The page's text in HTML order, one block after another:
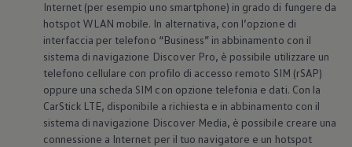
Garanzie
Informazioni utili
Mondo Volkswagen
Il Bar del Lunedì
VanLife Stories
75 anni di Bulli
Guida autonoma
ID. Buzz al World Ducati Week 2026
Contatti
Internet (per esempio uno smartphone) in grado di fungere da
hotspot WLAN mobile. In alternativa, con l’opzione di
interfaccia per telefono “Business” in abbinamento con il
sistema di navigazione Discover Pro, è possibile utilizzare un
telefono cellulare con profilo di accesso remoto SIM (rSAP)
oppure una scheda SIM con opzione telefonia e dati. Con la
CarStick LTE, disponibile a richiesta e in abbinamento con il
sistema di navigazione Discover Media, è possibile creare una
connessione a Internet per il tuo navigatore e un hotspot